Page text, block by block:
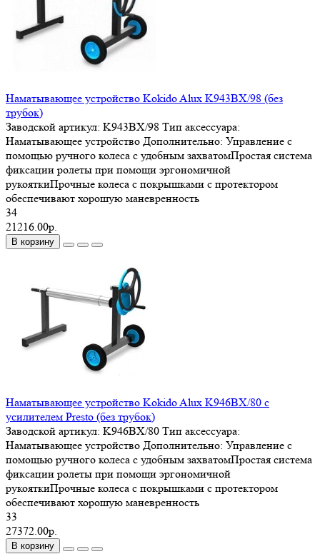
Наматывающее устройство Kokido Alux K943BX/98 (без
трубок)
Заводской артикул: K943BX/98 Тип аксессуара:
Наматывающее устройство Дополнительно: Управление с
помощью ручного колеса с удобным захватомПростая система
фиксации ролеты при помощи эргономичной
рукояткиПрочные колеса с покрышками с протектором
обеспечивают хорошую маневренность
34
21216.00р.
В корзину
Наматывающее устройство Kokido Alux K946BX/80 c
усилителем Presto (без трубок)
Заводской артикул: K946BX/80 Тип аксессуара:
Наматывающее устройство Дополнительно: Управление с
помощью ручного колеса с удобным захватомПростая система
фиксации ролеты при помощи эргономичной
рукояткиПрочные колеса с покрышками с протектором
обеспечивают хорошую маневренность
33
27372.00р.
В корзину